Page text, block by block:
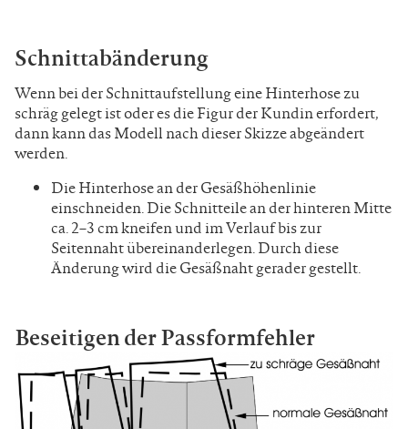
Schnittabänderung
Wenn bei der Schnittaufstellung eine Hinterhose zu
schräg gelegt ist oder es die Figur der Kundin erfordert,
dann kann das Modell nach dieser Skizze abgeändert
werden.
Die Hinterhose an der Gesäßhöhenlinie
einschneiden. Die Schnitteile an der hinteren Mitte
ca. 2–3 cm kneifen und im Verlauf bis zur
Seitennaht übereinanderlegen. Durch diese
Änderung wird die Gesäßnaht gerader gestellt.
Beseitigen der Passformfehler